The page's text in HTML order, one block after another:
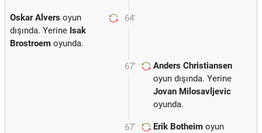
64'
Oskar Alvers oyun
dışında. Yerine Isak
Brostroem oyunda.
67'
Anders Christiansen
oyun dışında. Yerine
Jovan Milosavljevic
oyunda.
67' Erik Botheim oyun